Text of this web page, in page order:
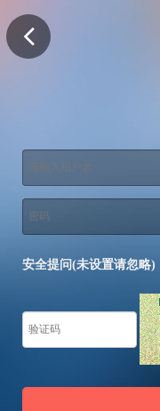
安全提问(未设置请忽略)